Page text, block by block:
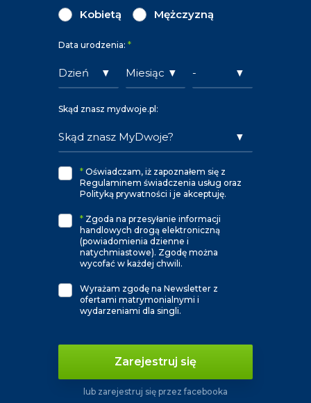
Kobietą Mężczyzną
Data urodzenia: *
Skąd znasz mydwoje.pl:
* Oświadczam, iż zapoznałem się z
Regulaminem świadczenia usług oraz
Polityką prywatności i je akceptuję.
* Zgoda na przesyłanie informacji
handlowych drogą elektroniczną
(powiadomienia dzienne i
natychmiastowe). Zgodę można
wycofać w każdej chwili.
Wyrażam zgodę na Newsletter z
ofertami matrymonialnymi i
wydarzeniami dla singli.
Zarejestruj się
lub zarejestruj się przez facebooka